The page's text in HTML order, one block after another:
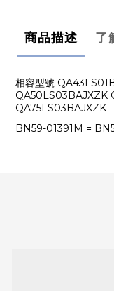
商品描述 了
相容型號
QA50LS03BAJXZK
QA75LS03BAJXZK
BN59-01391M =